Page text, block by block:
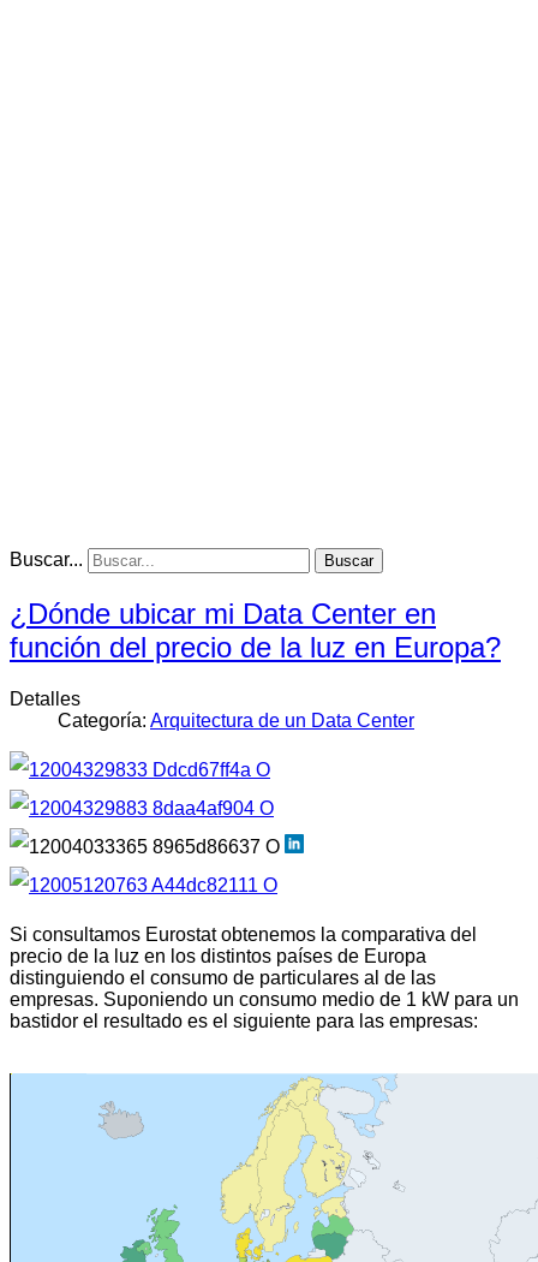
Buscar... Buscar
¿Dónde ubicar mi Data Center en
función del precio de la luz en Europa?
Detalles
Categoría: Arquitectura de un Data Center
Si consultamos Eurostat obtenemos la comparativa del
precio de la luz en los distintos países de Europa
distinguiendo el consumo de particulares al de las
empresas. Suponiendo un consumo medio de 1 kW para un
bastidor el resultado es el siguiente para las empresas: